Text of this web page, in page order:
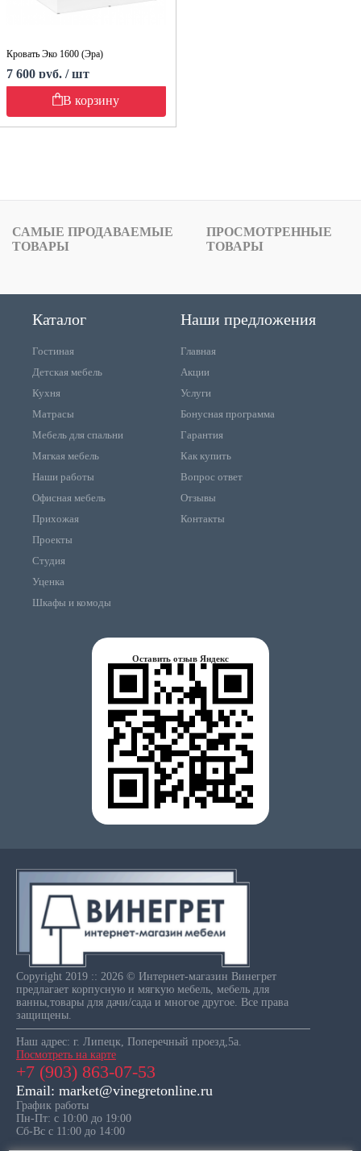
Кровать Эко 1600 (Эра)
7 600 руб. / шт
В корзину
САМЫЕ ПРОДАВАЕМЫЕ
ТОВАРЫ
ПРОСМОТРЕННЫЕ
ТОВАРЫ
Каталог
Гостиная
Детская мебель
Кухня
Матрасы
Мебель для спальни
Мягкая мебель
Наши работы
Офисная мебель
Прихожая
Проекты
Студия
Уценка
Шкафы и комоды
Наши предложения
Главная
Акции
Услуги
Бонусная программа
Гарантия
Как купить
Вопрос ответ
Отзывы
Контакты
Оставить отзыв Яндекс
Copyright 2019 :: 2026 © Интернет-магазин Винегрет
предлагает корпусную и мягкую мебель, мебель для
ванны,товары для дачи/сада и многое другое. Все права
защищены.
Наш адрес: г. Липецк, Поперечный проезд,5а.
Посмотреть на карте
+7 (903) 863-07-53
Email: market@vinegretonline.ru
График работы
Пн-Пт: с 10:00 до 19:00
Сб-Вс с 11:00 до 14:00